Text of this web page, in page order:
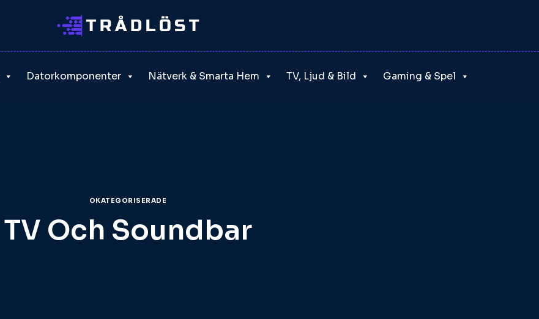
Datorkomponenter Nätverk & Smarta Hem TV, Ljud & Bild Gaming & Spel
OKATEGORISERADE
TV Och Soundbar